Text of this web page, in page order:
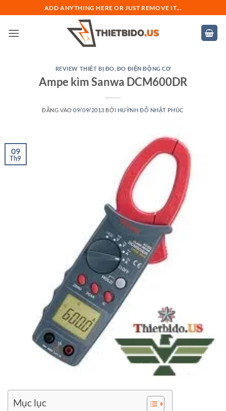
qua
nội
ADD ANYTHING HERE OR JUST REMOVE IT...
REVIEW THIẾT BỊ ĐO ĐO ĐIỆN ĐỘNG CƠ
Ampe kìm Sanwa DCM600DR
ĐĂNG VÀO09/09/2013 BỞI HUỲNH ĐỖ NHẬT PHÚC
09
Th9
Mục lục